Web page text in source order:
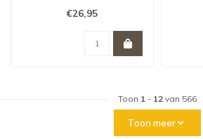
€26,95
Toon 1 - 12 van 566
Toon meer